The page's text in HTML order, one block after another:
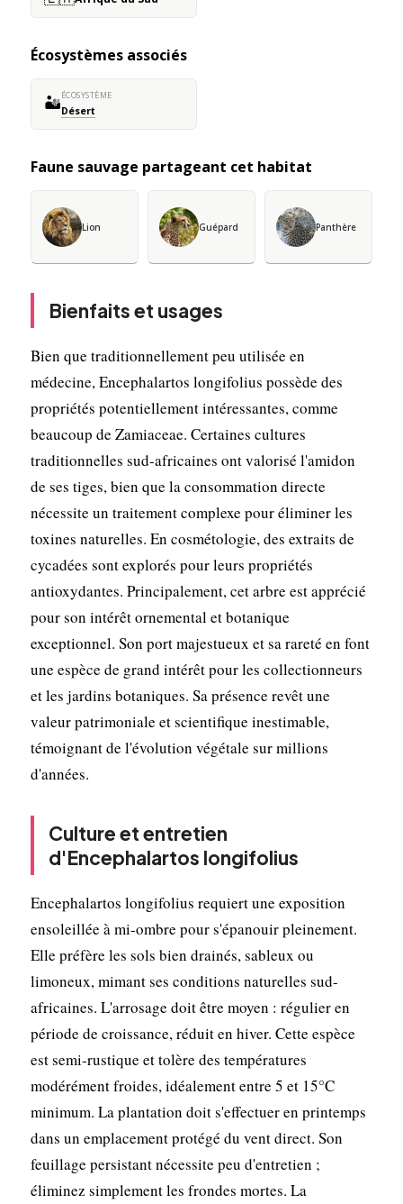
Écosystèmes associés
🏜️ÉCOSYSTÈME
Désert
Faune sauvage partageant cet habitat
Lion Guépard Panthère
Bienfaits et usages
Bien que traditionnellement peu utilisée en
médecine, Encephalartos longifolius possède des
propriétés potentiellement intéressantes, comme
beaucoup de Zamiaceae. Certaines cultures
traditionnelles sud-africaines ont valorisé l'amidon
de ses tiges, bien que la consommation directe
nécessite un traitement complexe pour éliminer les
toxines naturelles. En cosmétologie, des extraits de
cycadées sont explorés pour leurs propriétés
antioxydantes. Principalement, cet arbre est apprécié
pour son intérêt ornemental et botanique
exceptionnel. Son port majestueux et sa rareté en font
une espèce de grand intérêt pour les collectionneurs
et les jardins botaniques. Sa présence revêt une
valeur patrimoniale et scientifique inestimable,
témoignant de l'évolution végétale sur millions
d'années.
Culture et entretien
d'Encephalartos longifolius
Encephalartos longifolius requiert une exposition
ensoleillée à mi-ombre pour s'épanouir pleinement.
Elle préfère les sols bien drainés, sableux ou
limoneux, mimant ses conditions naturelles sud-
africaines. L'arrosage doit être moyen : régulier en
période de croissance, réduit en hiver. Cette espèce
est semi-rustique et tolère des températures
modérément froides, idéalement entre 5 et 15°C
minimum. La plantation doit s'effectuer en printemps
dans un emplacement protégé du vent direct. Son
feuillage persistant nécessite peu d'entretien ;
éliminez simplement les frondes mortes. La